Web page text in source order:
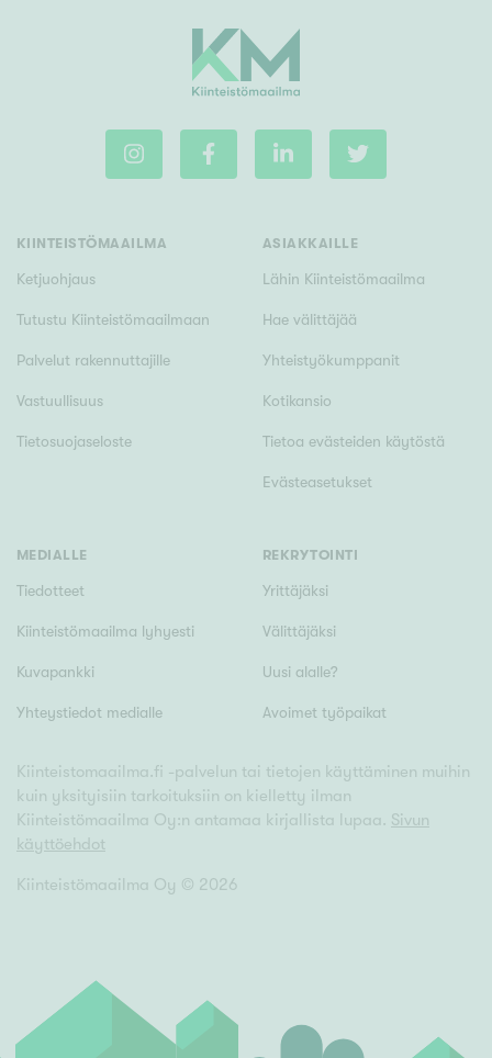
Kokonaispinta-ala
m²
Uudiskohteet
Vain uudiskohteet Ei uudiskohteita
Arvokohteet
Ei arvokohteita
Ominaisuudet
Järvi- tai merinäköala
Maalämpö
Oma ranta
Oma sauna
KIINTEISTÖMAAILMA
Ketjuohjaus
Tutustu Kiinteistömaailmaan
Palvelut rakennuttajille
Vastuullisuus
Tietosuojaseloste
ASIAKKAILLE
Lähin Kiinteistömaailma
Hae välittäjää
Yhteistyökumppanit
Kotikansio
Tietoa evästeiden käytöstä
Evästeasetukset
MEDIALLE
Tiedotteet
Kiinteistömaailma lyhyesti
Kuvapankki
Yhteystiedot medialle
REKRYTOINTI
Yrittäjäksi
Välittäjäksi
Uusi alalle?
Avoimet työpaikat
Kiinteistomaailma.fi -palvelun tai tietojen käyttäminen muihin
kuin yksityisiin tarkoituksiin on kielletty ilman
Kiinteistömaailma Oy:n antamaa kirjallista lupaa. Sivun
käyttöehdot
Kiinteistömaailma Oy © 2026